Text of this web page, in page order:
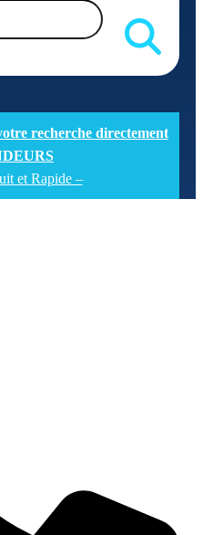
recherche directement
et Rapide –